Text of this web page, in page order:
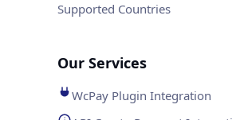
Supported Countries
Our Services
WcPay Plugin Integration